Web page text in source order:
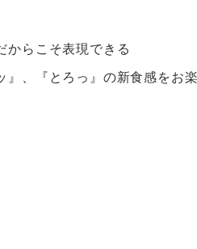
からこそ表現できる
』、『とろっ』の新食感をお